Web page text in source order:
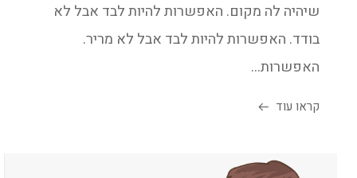
שיהיה לה מקום. האפשרות להיות לבד אבל לא
בודד. האפשרות להיות לבד אבל לא מריר.
האפשרות...
קראו עוד